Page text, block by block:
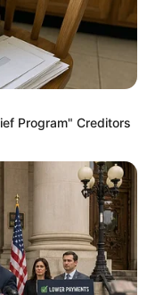
Stars Today
Program" Creditors